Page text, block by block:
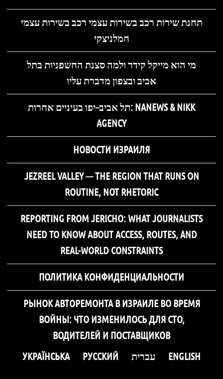
תחנת שירות רכב בשירות עצמי רכב בשירות עצמי
חמלניצקי
מי הוא מייקל קידר ולמה סצנת החשפניות בתל
אביב ובצפון מדברת עליו
תל אביב–יפו בעיניים אחרות: NANEWS & NIKK
AGENCY
НОВОСТИ ИЗРАИЛЯ
JEZREEL VALLEY — THE REGION THAT RUNS ON
ROUTINE, NOT RHETORIC
REPORTING FROM JERICHO: WHAT JOURNALISTS
NEED TO KNOW ABOUT ACCESS, ROUTES, AND
REAL-WORLD CONSTRAINTS
ПОЛИТИКА КОНФИДЕНЦИАЛЬНОСТИ
РЫНОК АВТОРЕМОНТА В ИЗРАИЛЕ ВО ВРЕМЯ
ВОЙНЫ: ЧТО ИЗМЕНИЛОСЬ ДЛЯ СТО,
ВОДИТЕЛЕЙ И ПОСТАВЩИКОВ
УКРАЇНСЬКА
РУССКИЙ עברית ENGLISH